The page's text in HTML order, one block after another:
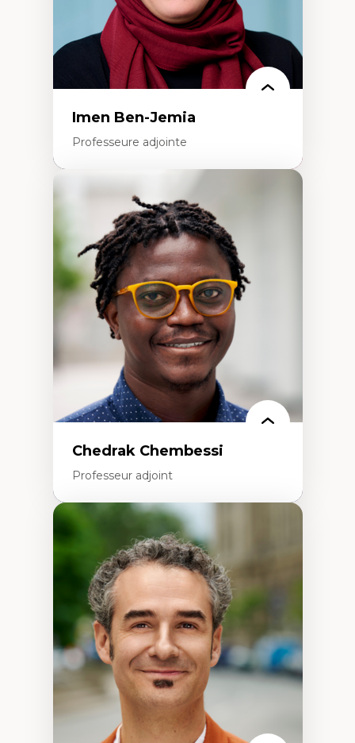
Imen Ben-Jemia
Professeure adjointe
Expertises
Discours sur la ville et représentations
Mosquées, formes et usages au Canada
Reconnaissance et représentations des
communautés immigrantes dans l'espace
urbain
Design architectural et urbain
Patrimoine et patrimonialisation
Études postcoloniales et décolonisation des
savoirs
Chedrak Chembessi
Professeur adjoint
Économie circulaire
Modèles d’affaires durables
Histoire des faits économiques
Gestion durable des ressources naturelles
Écologie industrielle
Aménagement durable du territoire
Développement régional
Coopératives
Télétravail en milieu rural francophone
Transition socio-écologique